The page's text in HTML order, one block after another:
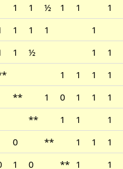
1 1 ½ 1 1 1
1 1 1 1
1 ½ 1 1
1 1 1 1
** 1 0 1 1 1
** 1 1 1
0 ** 1 1 1
1 0 ** 1 1
Aufgaben von Stappen